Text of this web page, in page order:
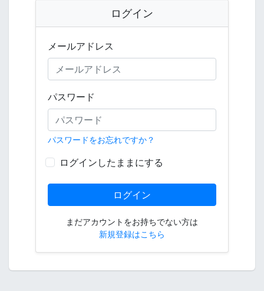
ログイン
メールアドレス
パスワード
パスワードをお忘れですか？
ログインしたままにする
ログイン
まだアカウントをお持ちでない方は
新規登録はこちら